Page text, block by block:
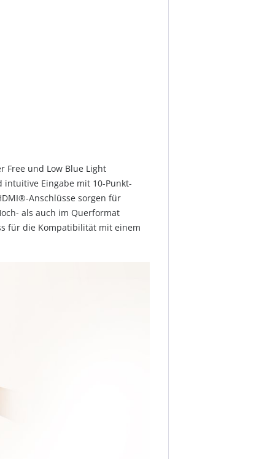
Free und Low Blue Light
intuitive Eingabe mit 10-Punkt-
Anschlüsse sorgen für
als auch im Querformat
für die Kompatibilität mit einem